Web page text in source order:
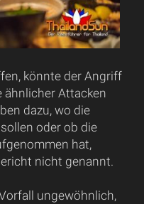
könnte der Angriff
ähnlicher Attacken
dazu, wo die
oder ob die
hat,
nicht genannt.
ungewöhnlich,